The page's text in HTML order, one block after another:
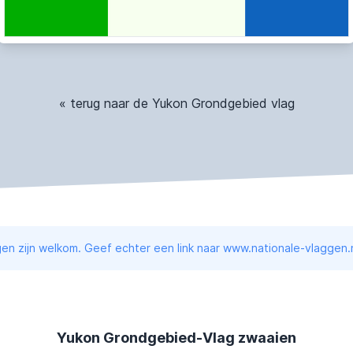
« terug naar de Yukon Grondgebied vlag
zijn welkom. Geef echter een link naar www.nationale-
Yukon Grondgebied-Vlag zwaaien